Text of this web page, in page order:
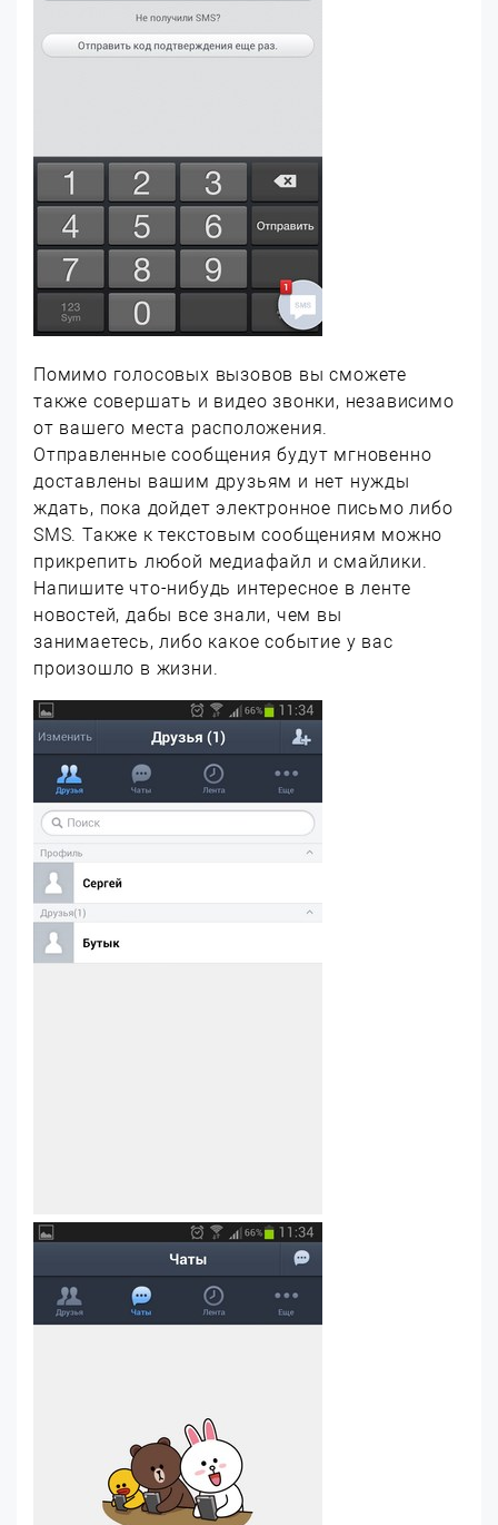
Помимо голосовых вызовов вы сможете
также совершать и видео звонки, независимо
от вашего места расположения.
Отправленные сообщения будут мгновенно
доставлены вашим друзьям и нет нужды
ждать, пока дойдет электронное письмо либо
SMS. Также к текстовым сообщениям можно
прикрепить любой медиафайл и смайлики.
Напишите что-нибудь интересное в ленте
новостей, дабы все знали, чем вы
занимаетесь, либо какое событие у вас
произошло в жизни.